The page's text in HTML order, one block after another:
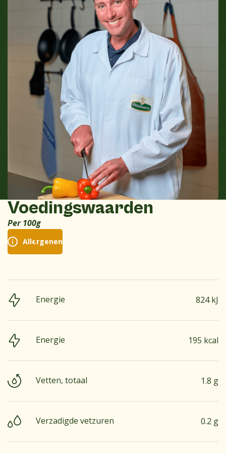
Voedingswaarden
Per 100g
Allergenen
Energie 824 kJ
Energie 195 kcal
Vetten, totaal 1.8 g
Verzadigde vetzuren 0.2 g